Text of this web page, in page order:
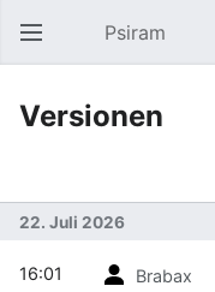
Hauptmenü öffnen Psiram
Versionen
22. Juli 2026
Brabax
16:01